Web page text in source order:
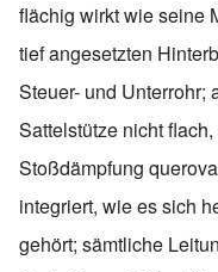
flächig wirkt wie seine
tief angesetzten
Steuer- und Unterrohr;
Sattelstütze nicht
Stoßdämpfung
integriert, wie es sich
gehört; sämtliche